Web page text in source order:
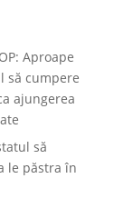
Aproape
să cumpere
ajungerea
să
le păstra în